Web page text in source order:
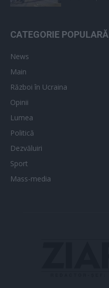
CATEGORIE POPULARĂ
News
Main
Război în Ucraina
Opinii
Lumea
Politică
Dezvăluiri
Sport
Mass-media